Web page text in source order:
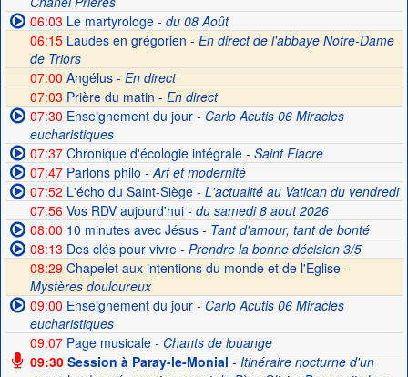
06:03 Le martyrologe- du 08 Août
06:15Laudes en grégorien - En direct de l'abbaye Notre-Dame
de Triors
07:00 Angélus - En direct
07:03 Prière du matin - En direct
07:30 Enseignement du jour- Carlo Acutis 06 Miracles
eucharistiques
07:37Chronique d'écologie intégrale- Saint Fiacre
07:47Parlons philo - Art et modernité
07:52 L'écho du Saint-Siège- L'actualité au Vatican du vendredi
07:56Vos RDV aujourd'hui- du samedi 8 aout 2026
08:00 10 minutes avec Jésus- Tant d'amour, tant de bonté
08:13 Des clés pour vivre- Prendre la bonne décision 3/5
08:29 Chapelet aux intentions du monde et de l'Eglise -
Mystères douloureux
09:00 Enseignement du jour- Carlo Acutis 06 Miracles
eucharistiques
09:07Page musicale- Chants de louange
09:30Session à Paray-le-Monial - Itinéraire nocturne d'un